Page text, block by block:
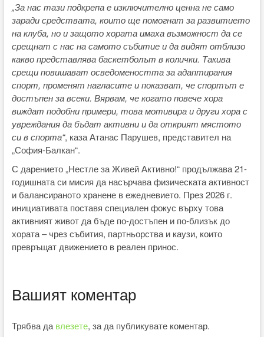
„За нас тази подкрепа е изключително ценна не само
заради средствата, които ще помогнат за развитието
на клуба, но и защото хората имаха възможност да се
срещнат с нас на самото събитие и да видят отблизо
какво представлява баскетболът в колички. Такива
срещи повишават осведомеността за адаптирания
спорт, променят нагласите и показват, че спортът е
достъпен за всеки. Вярвам, че когато повече хора
виждат подобни примери, това мотивира и други хора с
увреждания да бъдат активни и да открият мястото
си в спорта“, каза Атанас Парушев, представител на
„София-Балкан“.
С дарението „Нестле за Живей Активно!“ продължава 21-
годишната си мисия да насърчава физическата активност
и балансираното хранене в ежедневието. През 2026 г.
инициативата поставя специален фокус върху това
активният живот да бъде по-достъпен и по-близък до
хората – чрез събития, партньорства и каузи, които
превръщат движението в реален принос.
Вашият коментар
Трябва да влезете, за да публикувате коментар.